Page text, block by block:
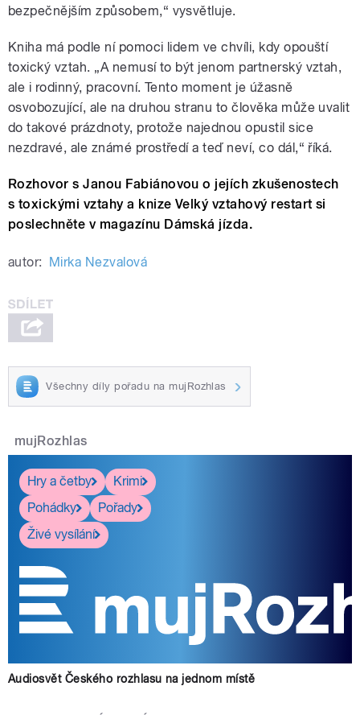
bezpečnějším způsobem,“ vysvětluje.
Kniha má podle ní pomoci lidem ve chvíli, kdy opouští
toxický vztah. „A nemusí to být jenom partnerský vztah,
ale i rodinný, pracovní. Tento moment je úžasně
osvobozující, ale na druhou stranu to člověka může uvalit
do takové prázdnoty, protože najednou opustil sice
nezdravé, ale známé prostředí a teď neví, co dál,“ říká.
Rozhovor s Janou Fabiánovou o jejích zkušenostech
s toxickými vztahy a knize Velký vztahový restart si
poslechněte v magazínu Dámská jízda.
autor: Mirka Nezvalová
Všechny díly pořadu na mujRozhlas
mujRozhlas
Hry a četby
Krimi
Pohádky
Pořady
Živé vysílání
Audiosvět Českého rozhlasu na jednom místě